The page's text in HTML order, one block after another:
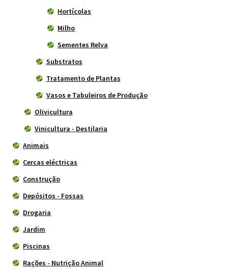
Hortícolas
Milho
Sementes Relva
Substratos
Tratamento de Plantas
Vasos e Tabuleiros de Produção
Olivicultura
Vinicultura - Destilaria
Animais
Cercas eléctricas
Construção
Depósitos - Fossas
Drogaria
Jardim
Piscinas
Rações - Nutrição Animal